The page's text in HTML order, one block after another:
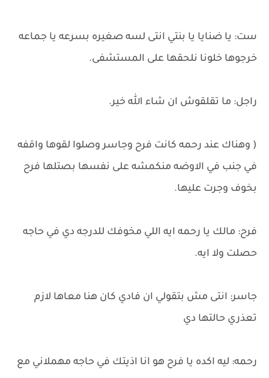
ست: يا ضنايا يا بنتي انتى لسه صغيره بسرعه يا جماعه
خرجوها خلونا نلحقها على المستشفى.
راجل: ما تقلقوش ان شاء الله خير.
( وهناك عند رحمه كانت فرح وجاسر وصلوا لقوها واقفه
في جنب في الاوضه منكمشه على نفسها بصتلها فرح
بخوف وجرت عليها.
فرح: مالك يا رحمه ايه اللي مخوفك للدرجه دي في حاجه
حصلت ولا ايه.
جاسر: انتى مش بتقولي ان فادي كان هنا معاها لازم
تعذري حالتها دي
رحمه: ليه اكده يا فرح هو انا اذيتك في حاجه مهملاني مع